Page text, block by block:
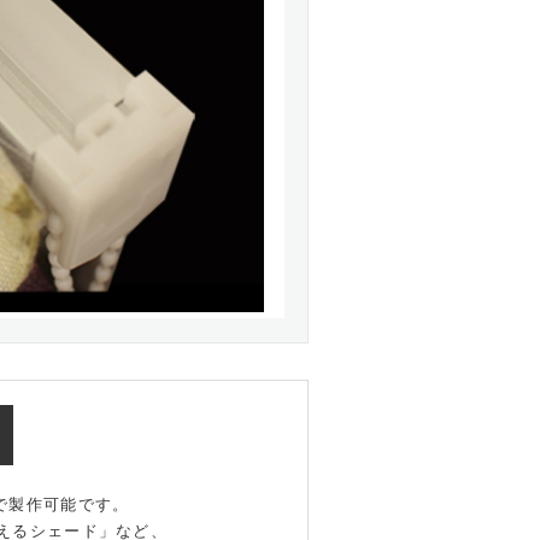
作可能です。
シェード」など、